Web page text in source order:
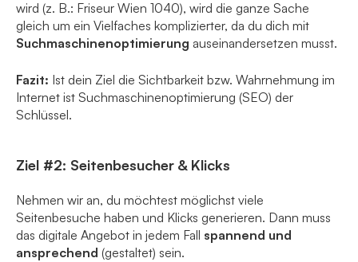
wird (z. B.: Friseur Wien 1040), wird die ganze Sache
gleich um ein Vielfaches komplizierter, da du dich mit
Suchmaschinenoptimierung auseinandersetzen musst.
Fazit: Ist dein Ziel die Sichtbarkeit bzw. Wahrnehmung im
Internet ist Suchmaschinenoptimierung (SEO) der
Schlüssel.
Ziel #2: Seitenbesucher & Klicks
Nehmen wir an, du möchtest möglichst viele
Seitenbesuche haben und Klicks generieren. Dann muss
das digitale Angebot in jedem Fall spannend und
ansprechend (gestaltet) sein.